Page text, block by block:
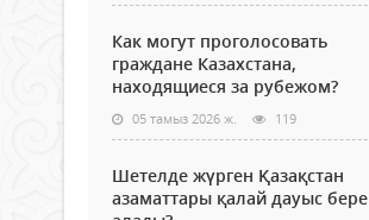
Как могут проголосовать
граждане Казахстана,
находящиеся за рубежом?
05 тамыз 2026 ж. 119
Шетелде жүрген Қазақстан
азаматтары қалай дауыс бере